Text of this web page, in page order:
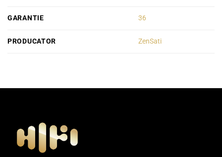
GARANTIE 36
PRODUCATOR ZenSati